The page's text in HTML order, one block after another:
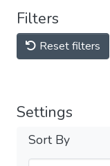
Filters
Reset filters
Settings
Sort By